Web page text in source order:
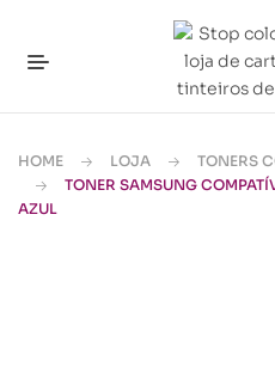
HOME LOJA TONERS
TONER SAMSUNG
AZUL